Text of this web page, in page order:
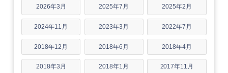
2026年3月 2025年7月 2025年2月
2024年11月 2023年3月 2022年7月
2018年12月 2018年6月 2018年4月
2018年3月 2018年1月 2017年11月